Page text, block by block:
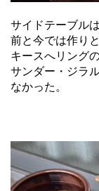
サイドテーブル
前と今では作り
キースへリング
サンダー・ジラ
なかった。